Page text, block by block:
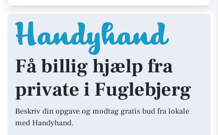
Få billig hjælp fra
private i Fuglebjerg
Beskriv din opgave og modtag gratis bud fra lokale
med Handyhand.